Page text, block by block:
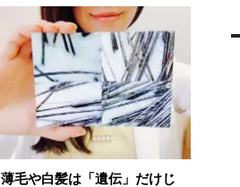
薄毛や白髪は「遺伝」だけじ